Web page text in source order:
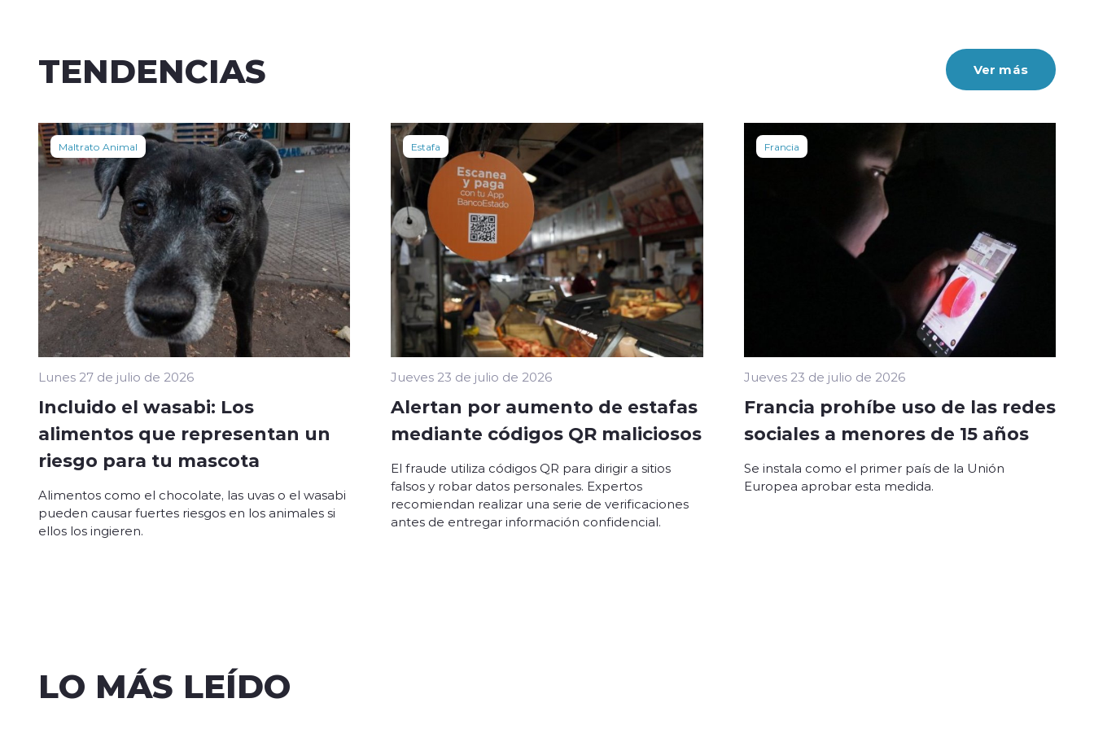
TENDENCIAS Ver más
Maltrato Animal
Lunes 27 de julio de 2026
Incluido el wasabi: Los
alimentos que representan un
riesgo para tu mascota
Alimentos como el chocolate, las uvas o el wasabi
pueden causar fuertes riesgos en los animales si
ellos los ingieren.
Estafa
Jueves 23 de julio de 2026
Alertan por aumento de estafas
mediante códigos QR maliciosos
El fraude utiliza códigos QR para dirigir a sitios
falsos y robar datos personales. Expertos
recomiendan realizar una serie de verificaciones
antes de entregar información confidencial.
Francia
Jueves 23 de julio de 2026
Francia prohíbe uso de las redes
sociales a menores de 15 años
Se instala como el primer país de la Unión
Europea aprobar esta medida.
LO MÁS LEÍDO